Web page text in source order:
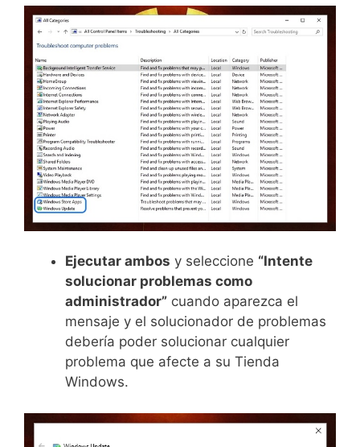
Ejecutar ambos y seleccione “Intente
solucionar problemas como
administrador” cuando aparezca el
mensaje y el solucionador de problemas
debería poder solucionar cualquier
problema que afecte a su Tienda
Windows.